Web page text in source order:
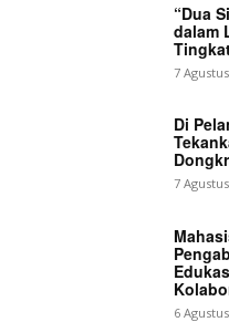
“Dua
dalam
7
Di
7
6